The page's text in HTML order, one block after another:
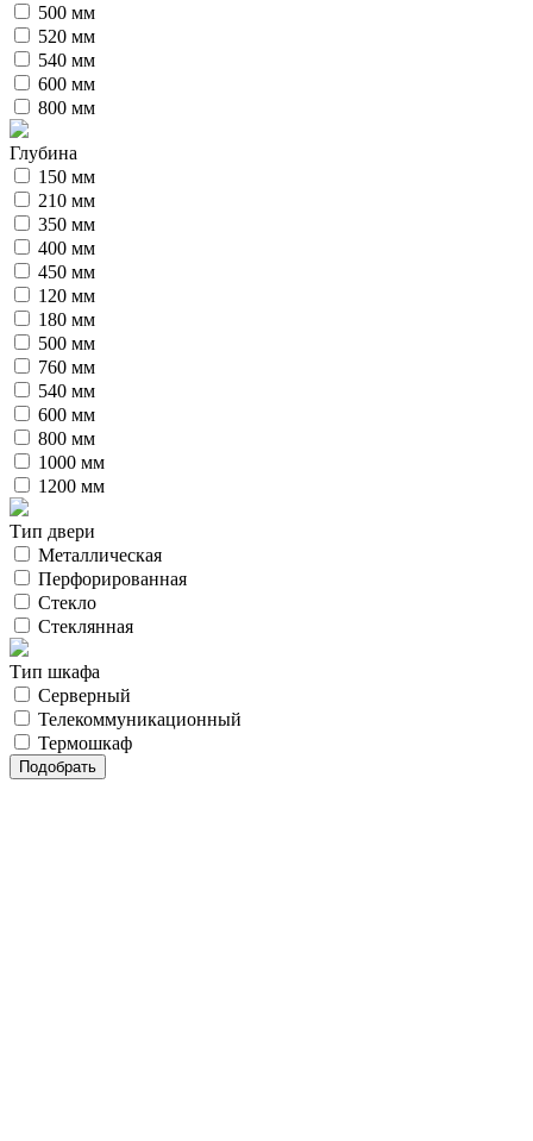
500 мм
520 мм
540 мм
600 мм
800 мм
Глубина
150 мм
210 мм
350 мм
400 мм
450 мм
120 мм
180 мм
500 мм
760 мм
540 мм
600 мм
800 мм
1000 мм
1200 мм
Тип двери
Металлическая
Перфорированная
Стекло
Стеклянная
Тип шкафа
Серверный
Телекоммуникационный
Термошкаф